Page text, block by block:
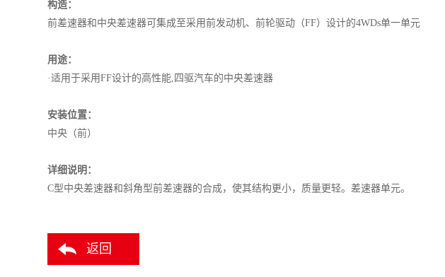
构造：
前差速器和中央差速器可集成至采用前发动机、前轮驱动（FF）设计的4WDs单一单元
用途：
·适用于采用FF设计的高性能,四驱汽车的中央差速器
安装位置：
中央（前）
详细说明：
C型中央差速器和斜角型前差速器的合成，使其结构更小，质量更轻。差速器单元。
返回